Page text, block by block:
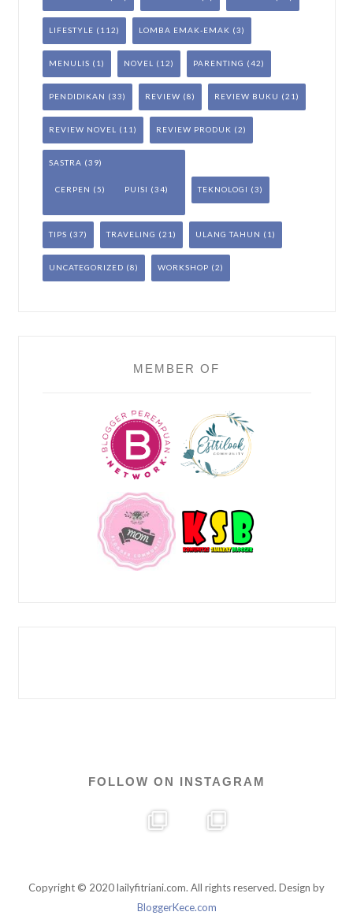
LIFESTYLE (112) LOMBA EMAK-EMAK (3)
MENULIS (1) NOVEL (12) PARENTING (42)
PENDIDIKAN (33) REVIEW (8) REVIEW BUKU (21)
REVIEW NOVEL (11) REVIEW PRODUK (2)
SASTRA (39)
CERPEN (5) PUISI (34) TEKNOLOGI (3)
TIPS (37) TRAVELING (21) ULANG TAHUN (1)
UNCATEGORIZED (8) WORKSHOP (2)
MEMBER OF
FOLLOW ON INSTAGRAM
Copyright © 2020 lailyfitriani.com. All rights reserved. Design by
BloggerKece.com